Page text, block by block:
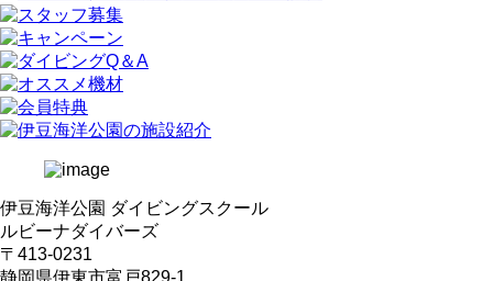
伊豆海洋公園 ダイビングスクール
ルビーナダイバーズ
〒413-0231